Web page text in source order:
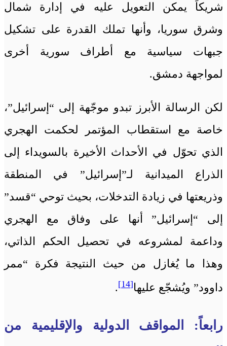
شريكاً يمكن التعويل عليه في إدارة شمال
وشرق سوريا، وأنها تملك القدرة على تشكيل
جبهات سياسية مع أطراف سورية أخرى
لمواجهة دمشق.
لكن الرسالة الأبرز تبدو موجّهة إلى “إسرائيل”،
خاصة مع استقطاب المؤتمر لحكمت الهجري
الذي تحوّل في الأحداث الأخيرة بالسويداء إلى
الذراع الميدانية لـ”إسرائيل” في المنطقة
وذريعتها في زيادة التدخلات، بحيث توحي “قسد”
إلى “إسرائيل” أنها على وفاق مع الهجري
وداعمة لمشروعه في تحصيل الحكم الذاتي،
وهذا ما يُغازل من حيث النتيجة فكرة “ممر
داوود” ويُشجّع عليها[14]
.
رابعاً: المواقف الدولية والإقليمية من